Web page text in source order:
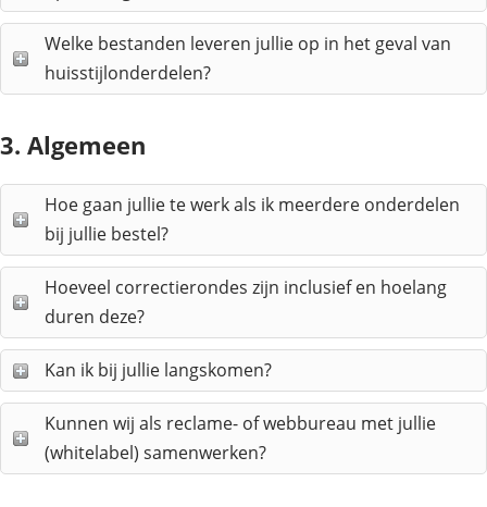
Welke bestanden leveren jullie op in het geval van
huisstijlonderdelen?
3. Algemeen
Hoe gaan jullie te werk als ik meerdere onderdelen
bij jullie bestel?
Hoeveel correctierondes zijn inclusief en hoelang
duren deze?
Kan ik bij jullie langskomen?
Kunnen wij als reclame- of webbureau met jullie
(whitelabel) samenwerken?